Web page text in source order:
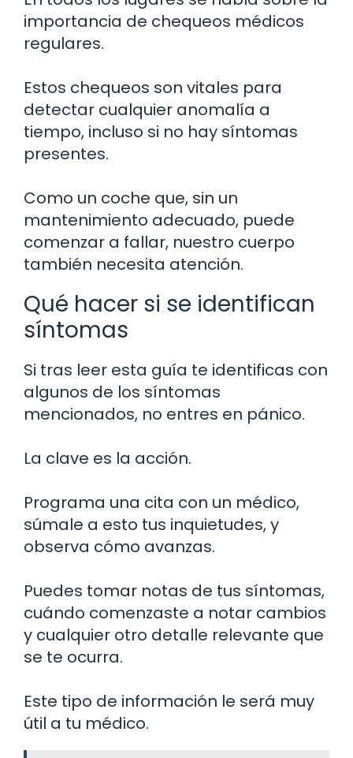
importancia de chequeos médicos
regulares.
Estos chequeos son vitales para
detectar cualquier anomalía a
tiempo, incluso si no hay síntomas
presentes.
Como un coche que, sin un
mantenimiento adecuado, puede
comenzar a fallar, nuestro cuerpo
también necesita atención.
Qué hacer si se identifican
síntomas
Si tras leer esta guía te identificas con
algunos de los síntomas
mencionados, no entres en pánico.
La clave es la acción.
Programa una cita con un médico,
súmale a esto tus inquietudes, y
observa cómo avanzas.
Puedes tomar notas de tus síntomas,
cuándo comenzaste a notar cambios
y cualquier otro detalle relevante que
se te ocurra.
Este tipo de información le será muy
útil a tu médico.